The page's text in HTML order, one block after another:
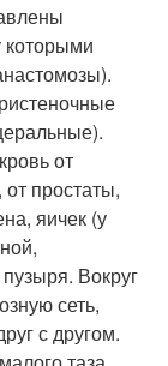
которыми
от
простаты,
яичек (у
Вокруг
сеть,
с другом.